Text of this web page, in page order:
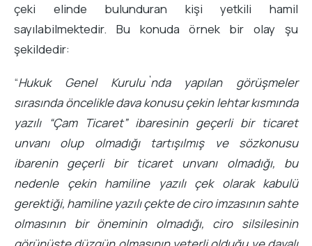
çeki elinde bulunduran kişi yetkili hamil
sayılabilmektedir. Bu konuda örnek bir olay şu
şekildedir:
“Hukuk Genel Kurulu`nda yapılan görüşmeler
sırasında öncelikle dava konusu çekin lehtar kısmında
yazılı “Çam Ticaret” ibaresinin geçerli bir ticaret
unvanı olup olmadığı tartışılmış ve sözkonusu
ibarenin geçerli bir ticaret unvanı olmadığı, bu
nedenle çekin hamiline yazılı çek olarak kabulü
gerektiği, hamiline yazılı çekte de ciro imzasının sahte
olmasının bir öneminin olmadığı, ciro silsilesinin